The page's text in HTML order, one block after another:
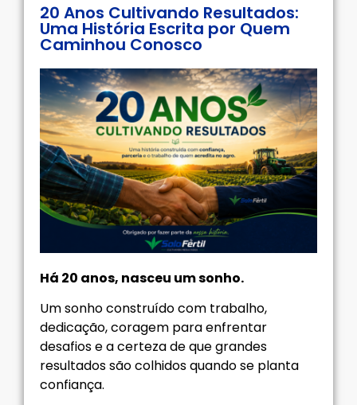
20 Anos Cultivando Resultados:
Uma História Escrita por Quem
Caminhou Conosco
Há 20 anos, nasceu um sonho.
Um sonho construído com trabalho,
dedicação, coragem para enfrentar
desafios e a certeza de que grandes
resultados são colhidos quando se planta
confiança.